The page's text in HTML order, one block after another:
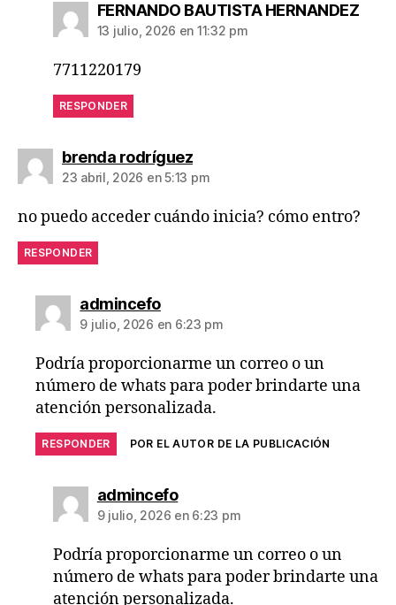
FERNANDO BAUTISTA HERNANDEZ
13 julio, 2026 en 11:32 pm
7711220179
RESPONDER
brenda rodríguez
23 abril, 2026 en 5:13 pm
no puedo acceder cuándo inicia? cómo entro?
RESPONDER
admincefo
9 julio, 2026 en 6:23 pm
Podría proporcionarme un correo o un
número de whats para poder brindarte una
atención personalizada.
RESPONDER POR EL AUTOR DE LA PUBLICACIÓN
admincefo
9 julio, 2026 en 6:23 pm
Podría proporcionarme un correo o un
número de whats para poder brindarte una
atención personalizada.